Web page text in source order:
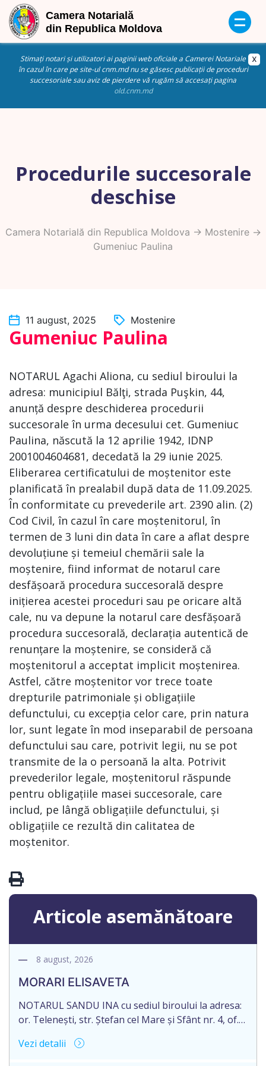
Stimați notari și utilizatori ai paginii web oficiale a Camerei Notariale
în cazul în care pe site-ul cnm.md nu se găsesc publicații de proceduri
succesoriale sau aviz de pierdere vă rugăm să accesați pagina
old.cnm.md
Procedurile succesorale
deschise
Camera Notarială din Republica Moldova -> Mostenire->
Gumeniuc Paulina
11 august, 2025 Mostenire
Gumeniuc Paulina
NOTARUL Agachi Aliona, cu sediul biroului la
adresa: municipiul Bălţi, strada Puşkin, 44,
anunță despre deschiderea procedurii
succesorale în urma decesului cet. Gumeniuc
Paulina, născută la 12 aprilie 1942, IDNP
2001004604681, decedată la 29 iunie 2025.
Eliberarea certificatului de moștenitor este
planificată în prealabil după data de 11.09.2025.
În conformitate cu prevederile art. 2390 alin. (2)
Cod Civil, în cazul în care moștenitorul, în
termen de 3 luni din data în care a aflat despre
devoluțiune și temeiul chemării sale la
moștenire, fiind informat de notarul care
desfășoară procedura succesorală despre
inițierea acestei proceduri sau pe oricare altă
cale, nu va depune la notarul care desfășoară
procedura succesorală, declarația autentică de
renunțare la moștenire, se consideră că
moștenitorul a acceptat implicit moștenirea.
Astfel, către moștenitor vor trece toate
drepturile patrimoniale și obligațiile
defunctului, cu excepția celor care, prin natura
lor, sunt legate în mod inseparabil de persoana
defunctului sau care, potrivit legii, nu se pot
transmite de la o persoană la alta. Potrivit
prevederilor legale, moștenitorul răspunde
pentru obligațiile masei succesorale, care
includ, pe lângă obligațiile defunctului, și
obligațiile ce rezultă din calitatea de
moștenitor.
Articole asemănătoare
8 august, 2026
MORARI ELISAVETA
NOTARUL SANDU INA cu sediul biroului la adresa:
or. Telenești, str. Ștefan cel Mare și Sfânt nr. 4, of.
succesorale în urma decesului cet. MORARI
Vezi detalii